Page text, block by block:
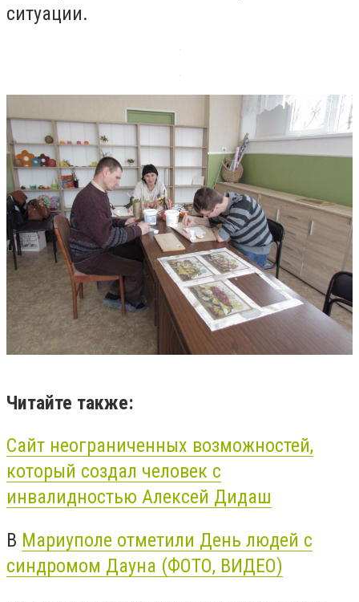
ситуации.
Читайте также:
Сайт неограниченных возможностей,
который создал человек с
инвалидностью Алексей Дидаш
В Мариуполе отметили День людей с
синдромом Дауна (ФОТО, ВИДЕО)